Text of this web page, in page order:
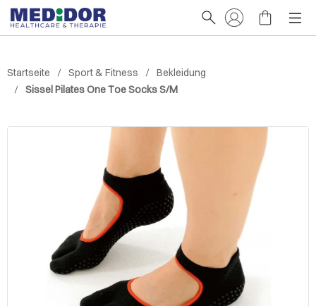
Startseite Sport & Fitness
Bekleidung
Sissel Pilates One Toe Socks S/M